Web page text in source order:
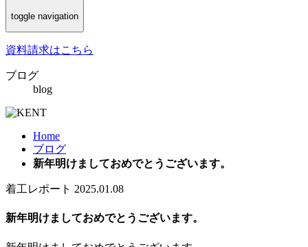
toggle navigation
資料請求はこちら
ブログ
blog
Home
ブログ
新年明けましておめでとうございます。
着工レポート 2025.01.08
新年明けましておめでとうございます。